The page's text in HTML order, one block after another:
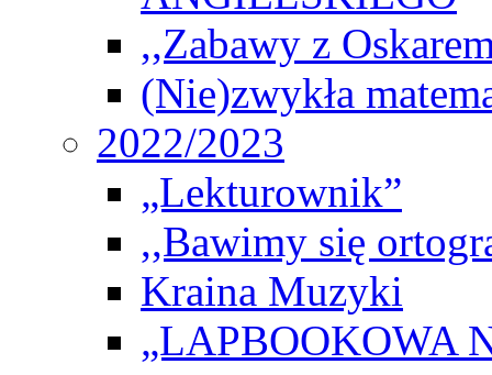
,,Zabawy z
(Nie)zwykła
2022/2023
„Lekturownik”
,,Bawimy się
Kraina Muzyki
„LAPBOOKOWA